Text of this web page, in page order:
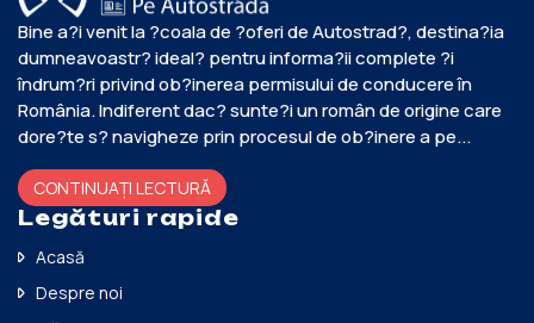
Bine a?i venit la ?coala de ?oferi de Autostrad?, destina?ia
dumneavoastr? ideal? pentru informa?ii complete ?i
îndrum?ri privind ob?inerea permisului de conducere în
România. Indiferent dac? sunte?i un român de origine care
dore?te s? navigheze prin procesul de ob?inere a pe...
CONTINUAȚI LECTURĂ
Legături rapide
Acasă
Despre noi